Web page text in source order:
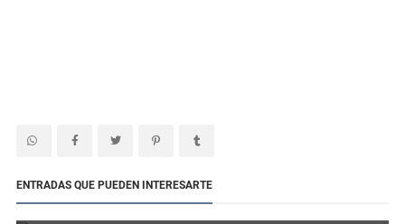
ENTRADAS QUE PUEDEN INTERESARTE
inauguración de un mosaico comunitario